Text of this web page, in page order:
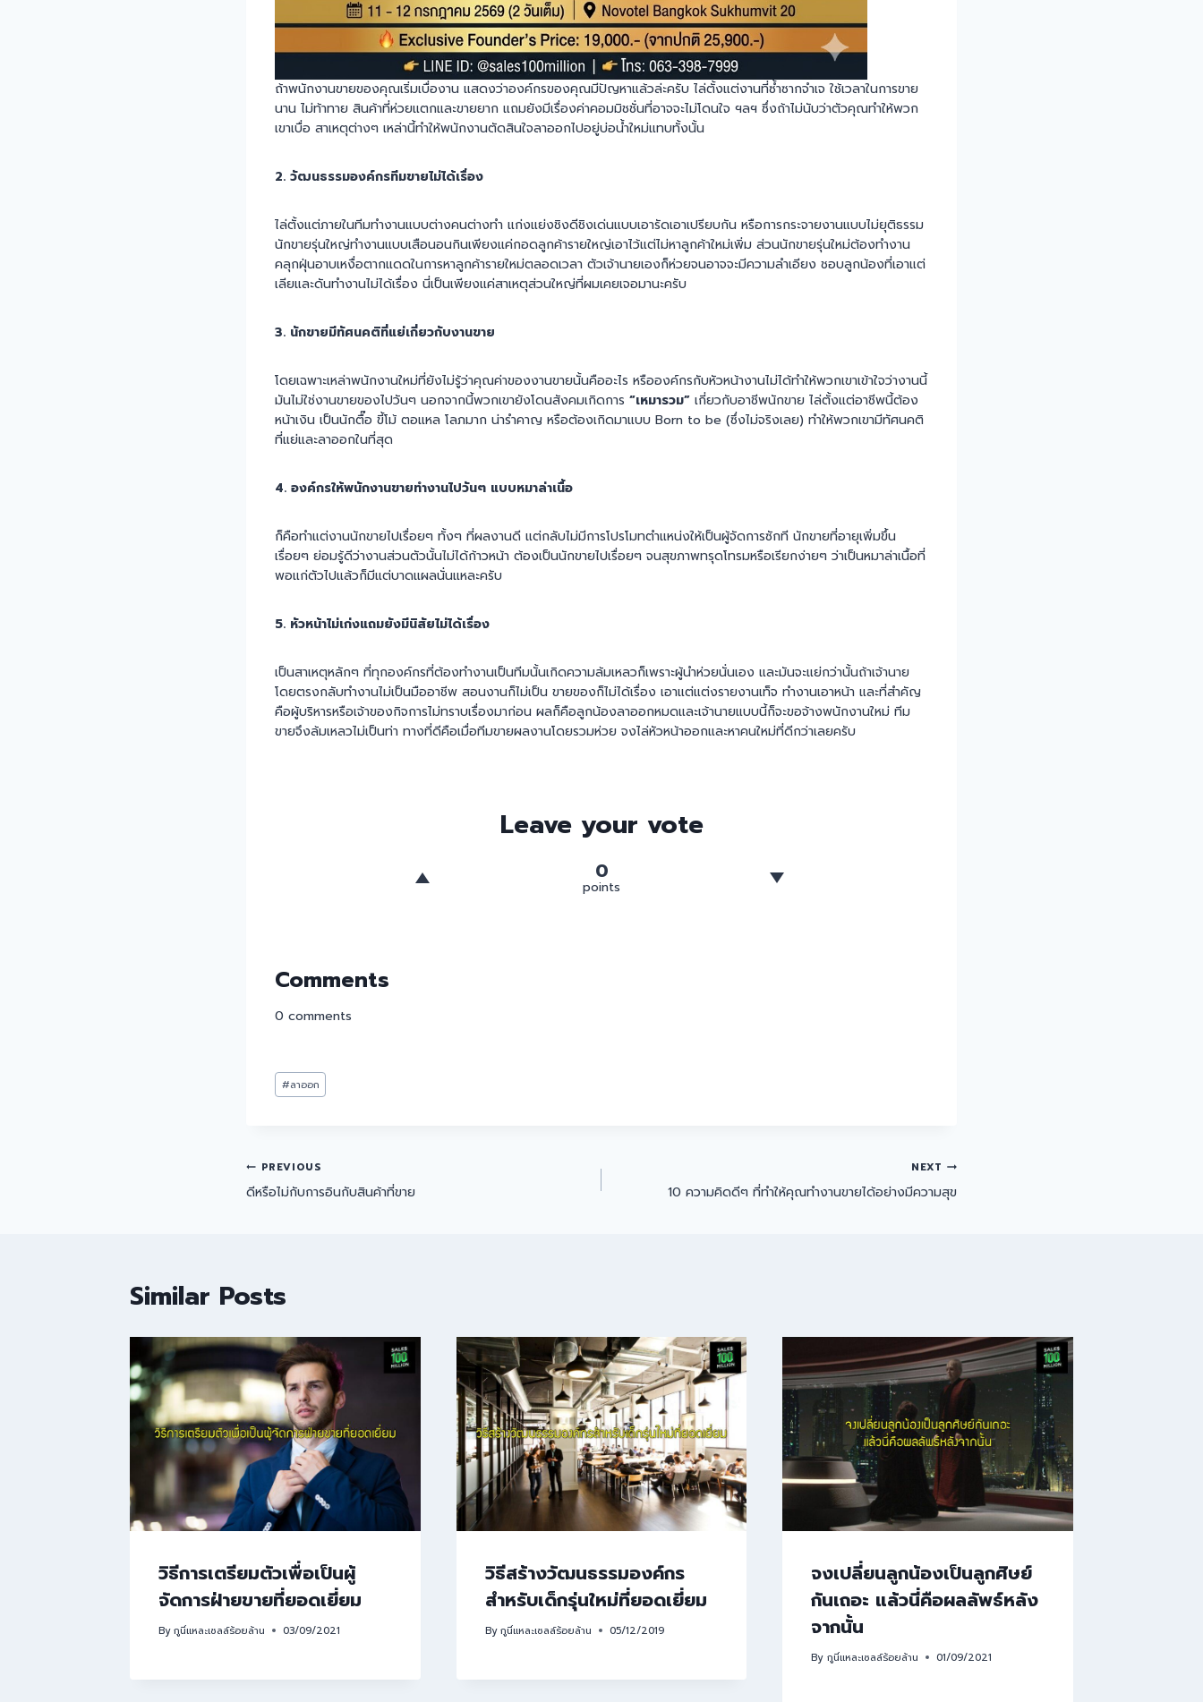
ถ้าพนักงานขายของคุณเริ่มเบื่องาน แสดงว่าองค์กรของคุณมีปัญหาแล้วล่ะครับ ไล่ตั้งแต่งานที่ซ้ำซากจำเจ ใช้เวลาในการขาย
นาน ไม่ท้าทาย สินค้าที่ห่วยแตกและขายยาก แถมยังมีเรื่องค่าคอมมิชชั่นที่อาจจะไม่โดนใจ ฯลฯ ซึ่งถ้าไม่นับว่าตัวคุณทำให้พวก
เขาเบื่อ สาเหตุต่างๆ เหล่านี้ทำให้พนักงานตัดสินใจลาออกไปอยู่บ่อน้ำใหม่แทบทั้งนั้น
2. วัฒนธรรมองค์กรทีมขายไม่ได้เรื่อง
ไล่ตั้งแต่ภายในทีมทำงานแบบต่างคนต่างทำ แก่งแย่งชิงดีชิงเด่นแบบเอารัดเอาเปรียบกัน หรือการกระจายงานแบบไม่ยุติธรรม
นักขายรุ่นใหญ่ทำงานแบบเสือนอนกินเพียงแค่กอดลูกค้ารายใหญ่เอาไว้แต่ไม่หาลูกค้าใหม่เพิ่ม ส่วนนักขายรุ่นใหม่ต้องทำงาน
คลุกฝุ่นอาบเหงื่อตากแดดในการหาลูกค้ารายใหม่ตลอดเวลา ตัวเจ้านายเองก็ห่วยจนอาจจะมีความลำเอียง ชอบลูกน้องที่เอาแต่
เลียและดันทำงานไม่ได้เรื่อง นี่เป็นเพียงแค่สาเหตุส่วนใหญ่ที่ผมเคยเจอมานะครับ
3. นักขายมีทัศนคติที่แย่เกี่ยวกับงานขาย
โดยเฉพาะเหล่าพนักงานใหม่ที่ยังไม่รู้ว่าคุณค่าของงานขายนั้นคืออะไร หรือองค์กรกับหัวหน้างานไม่ได้ทำให้พวกเขาเข้าใจว่างานนี้
มันไม่ใช่งานขายของไปวันๆ นอกจากนี้พวกเขายังโดนสังคมเกิดการ “เหมารวม” เกี่ยวกับอาชีพนักขาย ไล่ตั้งแต่อาชีพนี้ต้อง
หน้าเงิน เป็นนักตื๊อ ขี้โม้ ตอแหล โลภมาก น่ารำคาญ หรือต้องเกิดมาแบบ Born to be (ซึ่งไม่จริงเลย) ทำให้พวกเขามีทัศนคติ
ที่แย่และลาออกในที่สุด
4. องค์กรให้พนักงานขายทำงานไปวันๆ แบบหมาล่าเนื้อ
ก็คือทำแต่งานนักขายไปเรื่อยๆ ทั้งๆ ที่ผลงานดี แต่กลับไม่มีการโปรโมทตำแหน่งให้เป็นผู้จัดการซักที นักขายที่อายุเพิ่มขึ้น
เรื่อยๆ ย่อมรู้ดีว่างานส่วนตัวนั้นไม่ได้ก้าวหน้า ต้องเป็นนักขายไปเรื่อยๆ จนสุขภาพทรุดโทรมหรือเรียกง่ายๆ ว่าเป็นหมาล่าเนื้อที่
พอแก่ตัวไปแล้วก็มีแต่บาดแผลนั่นแหละครับ
5. หัวหน้าไม่เก่งแถมยังมีนิสัยไม่ได้เรื่อง
เป็นสาเหตุหลักๆ ที่ทุกองค์กรที่ต้องทำงานเป็นทีมนั้นเกิดความล้มเหลวก็เพราะผู้นำห่วยนั่นเอง และมันจะแย่กว่านั้นถ้าเจ้านาย
โดยตรงกลับทำงานไม่เป็นมืออาชีพ สอนงานก็ไม่เป็น ขายของก็ไม่ได้เรื่อง เอาแต่แต่งรายงานเท็จ ทำงานเอาหน้า และที่สำคัญ
คือผู้บริหารหรือเจ้าของกิจการไม่ทราบเรื่องมาก่อน ผลก็คือลูกน้องลาออกหมดและเจ้านายแบบนี้ก็จะขอจ้างพนักงานใหม่ ทีม
ขายจึงล้มเหลวไม่เป็นท่า ทางที่ดีคือเมื่อทีมขายผลงานโดยรวมห่วย จงไล่หัวหน้าออกและหาคนใหม่ที่ดีกว่าเลยครับ
Leave your vote
0
points
Comments
0 comments
#ลาออก
PREVIOUS
ดีหรือไม่กับการอินกับสินค้าที่ขาย
NEXT
10 ความคิดดีๆ ที่ทำให้คุณทำงานขายได้อย่างมีความสุข
Similar Posts
วิธีการเตรียมตัวเพื่อเป็นผู้
จัดการฝ่ายขายที่ยอดเยี่ยม
Byกูนี่แหละเซลล์ร้อยล้าน 03/09/2021
วิธีสร้างวัฒนธรรมองค์กร
สำหรับเด็กรุ่นใหม่ที่ยอดเยี่ยม
Byกูนี่แหละเซลล์ร้อยล้าน 05/12/2019
จงเปลี่ยนลูกน้องเป็นลูกศิษย์
กันเถอะ แล้วนี่คือผลลัพธ์หลัง
จากนั้น
By กูนี่แหละเซลล์ร้อยล้าน 01/09/2021